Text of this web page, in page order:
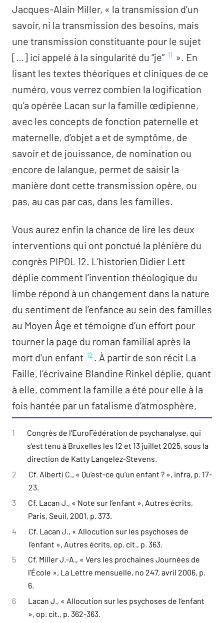
Jacques-Alain Miller, « la transmission d’un
savoir, ni la transmission des besoins, mais
une transmission constituante pour le sujet
[…] ici appelé à la singularité du “je” 11 ». En
lisant les textes théoriques et cliniques de ce
numéro, vous verrez combien la logification
qu’a opérée Lacan sur la famille œdipienne,
avec les concepts de fonction paternelle et
maternelle, d’objet a et de symptôme, de
savoir et de jouissance, de nomination ou
encore de lalangue, permet de saisir la
manière dont cette transmission opère, ou
pas, au cas par cas, dans les familles.
Vous aurez enfin la chance de lire les deux
interventions qui ont ponctué la plénière du
congrès PIPOL 12. L’historien Didier Lett
déplie comment l’invention théologique du
limbe répond à un changement dans la nature
du sentiment de l’enfance au sein des familles
au Moyen Âge et témoigne d’un effort pour
tourner la page du roman familial après la
mort d’un enfant 12 . À partir de son récit La
Faille, l’écrivaine Blandine Rinkel déplie, quant
à elle, comment la famille a été pour elle à la
fois hantée par un fatalisme d’atmosphère,
mais aussi le lieu de la transmission d’un très
singulier « sens de l’arrachement13 » prélevé
chez son père.
Alice Delarue
1
Congrès de l’EuroFédération de psychanalyse, qui
s’est tenu à Bruxelles les 12 et 13 juillet 2025, sous la
direction de Katty Langelez-Stevens.
2
Cf. Alberti C., « Qu’est-ce qu’un enfant ? », infra, p. 17-
23.
3
Cf. Lacan J., « Note sur l’enfant », Autres écrits,
Paris, Seuil, 2001, p. 373.
4
Cf. Lacan J., « Allocution sur les psychoses de
l’enfant », Autres écrits, op. cit., p. 363.
5
Cf. Miller J.-A., « Vers les prochaines Journées de
l’École », La Lettre mensuelle, no 247, avril 2006, p.
6.
6
Lacan J., « Allocution sur les psychoses de l’enfant
», op. cit., p. 362-363.